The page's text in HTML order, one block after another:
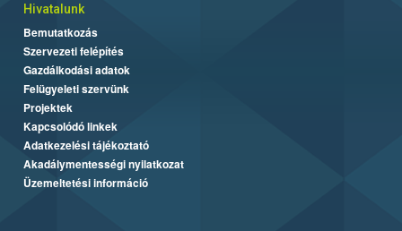
Hivatalunk
Bemutatkozás
Szervezeti felépítés
Gazdálkodási adatok
Felügyeleti szervünk
Projektek
Kapcsolódó linkek
Adatkezelési tájékoztató
Akadálymentességi nyilatkozat
Üzemeltetési információ